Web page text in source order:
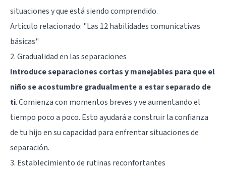
situaciones y que está siendo comprendido.
Artículo relacionado: "Las 12 habilidades comunicativas
básicas"
2. Gradualidad en las separaciones
Introduce separaciones cortas y manejables para que el
niño se acostumbre gradualmente a estar separado de
ti. Comienza con momentos breves y ve aumentando el
tiempo poco a poco. Esto ayudará a construir la confianza
de tu hijo en su capacidad para enfrentar situaciones de
separación.
3. Establecimiento de rutinas reconfortantes